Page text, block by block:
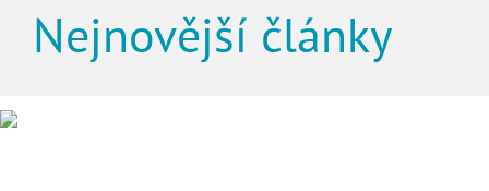
Nejnovější články